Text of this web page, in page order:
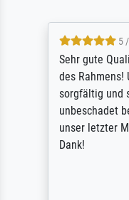
5
Sehr gute
des Rahmens!
sorgfältig und
unbeschadet
unser letzter
Dank!